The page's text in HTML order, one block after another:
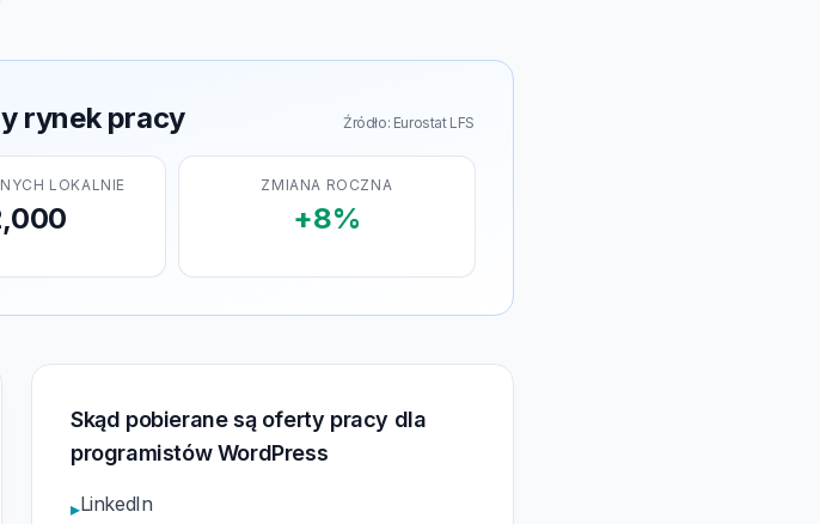
rynek pracy Źródło: Eurostat LFS
LOKALNIE ZMIANA ROCZNA
+8%
Skąd pobierane są oferty pracy dla
programistów WordPress
▸LinkedIn